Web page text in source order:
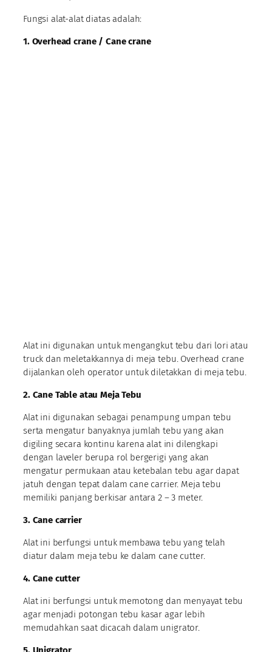
Fungsi alat-alat diatas adalah:
1. Overhead crane / Cane crane
Alat ini digunakan untuk mengangkut tebu dari lori atau
truck dan meletakkannya di meja tebu. Overhead crane
dijalankan oleh operator untuk diletakkan di meja tebu.
2. Cane Table atau Meja Tebu
Alat ini digunakan sebagai penampung umpan tebu
serta mengatur banyaknya jumlah tebu yang akan
digiling secara kontinu karena alat ini dilengkapi
dengan laveler berupa rol bergerigi yang akan
mengatur permukaan atau ketebalan tebu agar dapat
jatuh dengan tepat dalam cane carrier. Meja tebu
memiliki panjang berkisar antara 2 – 3 meter.
3. Cane carrier
Alat ini berfungsi untuk membawa tebu yang telah
diatur dalam meja tebu ke dalam cane cutter.
4. Cane cutter
Alat ini berfungsi untuk memotong dan menyayat tebu
agar menjadi potongan tebu kasar agar lebih
memudahkan saat dicacah dalam unigrator.